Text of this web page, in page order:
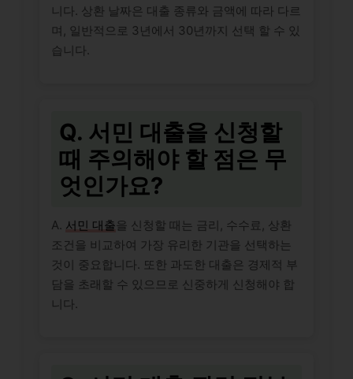
니다. 상환 날짜은 대출 종류와 금액에 따라 다르
며, 일반적으로 3년에서 30년까지 선택 할 수 있
습니다.
Q. 서민 대출을 신청할
때 주의해야 할 점은 무
엇인가요?
A. 서민 대출을 신청할 때는 금리, 수수료, 상환
조건을 비교하여 가장 유리한 기관을 선택하는
것이 중요합니다. 또한 과도한 대출은 경제적 부
담을 초래할 수 있으므로 신중하게 신청해야 합
니다.